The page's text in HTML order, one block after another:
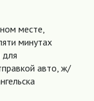
месте,
минутах
авто, ж/